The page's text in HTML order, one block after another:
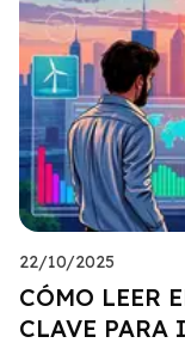
22/10/2025
CÓMO LEER
CLAVE PARA